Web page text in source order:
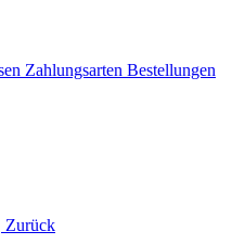
Zahlungsarten Bestellungen
Zurück